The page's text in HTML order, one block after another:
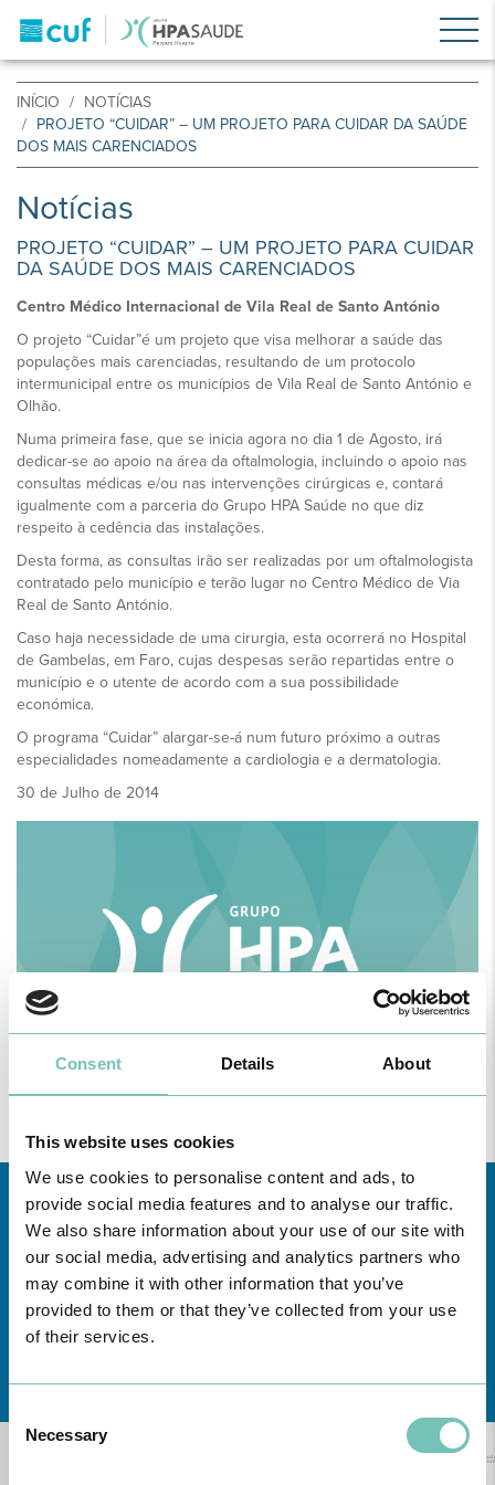
Consent Details About
This website uses cookies
We use cookies to personalise content and ads, to
provide social media features and to analyse our traffic.
We also share information about your use of our site with
our social media, advertising and analytics partners who
may combine it with other information that you’ve
provided to them or that they’ve collected from your use
of their services.
Selection
Necessary
INÍCIO
NOTÍCIAS
PROJETO “CUIDAR” – UM PROJETO PARA CUIDAR DA SAÚDE
DOS MAIS CARENCIADOS
Notícias
PROJETO “CUIDAR” – UM PROJETO PARA CUIDAR
DA SAÚDE DOS MAIS CARENCIADOS
Centro Médico Internacional de Vila Real de Santo António
O projeto “Cuidar”é um projeto que visa melhorar a saúde das
populações mais carenciadas, resultando de um protocolo
intermunicipal entre os municípios de Vila Real de Santo António e
Olhão.
Numa primeira fase, que se inicia agora no dia 1 de Agosto, irá
dedicar-se ao apoio na área da oftalmologia, incluindo o apoio nas
consultas médicas e/ou nas intervenções cirúrgicas e, contará
igualmente com a parceria do Grupo HPA Saúde no que diz
respeito à cedência das instalações.
Desta forma, as consultas irão ser realizadas por um oftalmologista
contratado pelo município e terão lugar no Centro Médico de Via
Real de Santo António.
Caso haja necessidade de uma cirurgia, esta ocorrerá no Hospital
de Gambelas, em Faro, cujas despesas serão repartidas entre o
município e o utente de acordo com a sua possibilidade
económica.
O programa “Cuidar” alargar-se-á num futuro próximo a outras
especialidades nomeadamente a cardiologia e a dermatologia.
30 de Julho de 2014